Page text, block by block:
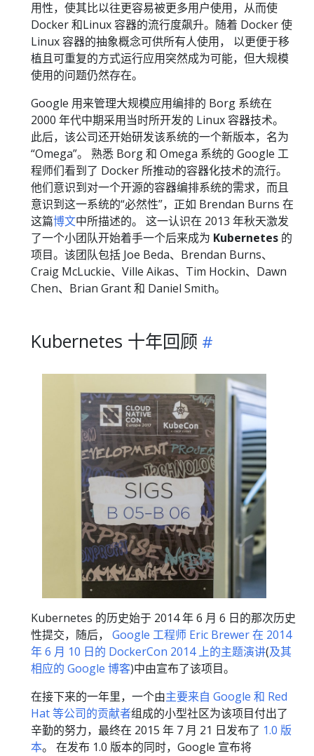
用性，使其比以往更容易被更多用户使用，从而使
Docker 和Linux 容器的流行度飙升。随着 Docker 使
Linux 容器的抽象概念可供所有人使用， 以更便于移
植且可重复的方式运行应用突然成为可能，但大规模
使用的问题仍然存在。
Google 用来管理大规模应用编排的 Borg 系统在
2000 年代中期采用当时所开发的 Linux 容器技术。
此后，该公司还开始研发该系统的一个新版本，名为
“Omega”。 熟悉 Borg 和 Omega 系统的 Google 工
程师们看到了 Docker 所推动的容器化技术的流行。
他们意识到对一个开源的容器编排系统的需求，而且
意识到这一系统的“必然性”，正如 Brendan Burns 在
这篇博文中所描述的。 这一认识在 2013 年秋天激发
了一个小团队开始着手一个后来成为 Kubernetes 的
项目。该团队包括 Joe Beda、Brendan Burns、
Craig McLuckie、Ville Aikas、Tim Hockin、Dawn
Chen、Brian Grant 和 Daniel Smith。
Kubernetes 十年回顾
Kubernetes 的历史始于 2014 年 6 月 6 日的那次历史
性提交，随后， Google 工程师 Eric Brewer 在 2014
年 6 月 10 日的 DockerCon 2014 上的主题演讲(及其
相应的 Google 博客)中由宣布了该项目。
在接下来的一年里，一个由主要来自 Google 和 Red
Hat 等公司的贡献者组成的小型社区为该项目付出了
辛勤的努力，最终在 2015 年 7 月 21 日发布了 1.0 版
本。 在发布 1.0 版本的同时，Google 宣布将